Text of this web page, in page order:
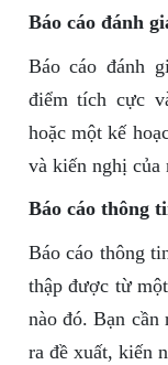
Báo cáo đánh
Báo cáo đánh
điểm tích cực
hoặc một kế
và kiến nghị của
Báo cáo thông
Báo cáo thông
thập được từ
nào đó. Bạn
ra đề xuất, kiến